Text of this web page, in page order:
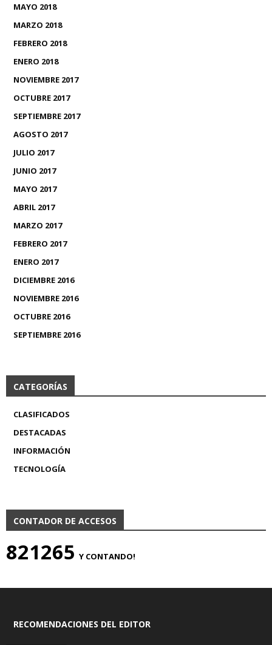
MAYO 2018
MARZO 2018
FEBRERO 2018
ENERO 2018
NOVIEMBRE 2017
OCTUBRE 2017
SEPTIEMBRE 2017
AGOSTO 2017
JULIO 2017
JUNIO 2017
MAYO 2017
ABRIL 2017
MARZO 2017
FEBRERO 2017
ENERO 2017
DICIEMBRE 2016
NOVIEMBRE 2016
OCTUBRE 2016
SEPTIEMBRE 2016
CATEGORÍAS
CLASIFICADOS
DESTACADAS
INFORMACIÓN
TECNOLOGÍA
CONTADOR DE ACCESOS
821265 Y CONTANDO!
RECOMENDACIONES DEL EDITOR